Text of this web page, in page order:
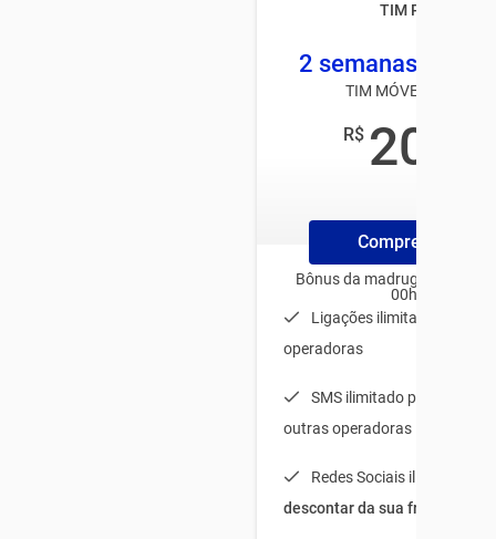
TIM Pré TOP
2 semanas 2 GB
TIM MÓVEL PRÉ-
R$ 20
Compre ChipTim
Bônus da madrugada para
00h e 06h
Ligações ilimitadas para
operadoras
SMS ilimitado para TIM +
outras operadoras
Redes Sociais ilimitadas (
descontar da sua franquia